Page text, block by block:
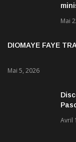
Mai
DIOMAYE FAYE
Mai 5, 2026
Avril